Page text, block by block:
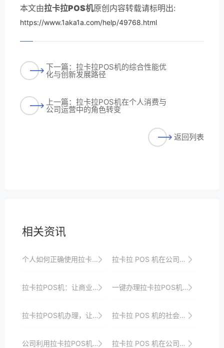
本文由拉卡拉POS机原创内容转载请标明出:
https://www.1aka1a.com/help/49768.html
下一篇：拉卡拉POS机的综合性能优
化与创新发展路径
上一篇：拉卡拉POS机在个人消费与
公司运营中的角色转变
返回列表
相关资讯
个人如何正确使用拉卡拉 POS 机 拉卡拉 POS 机在公司连锁经营中的应用模式
拉卡拉POS机：让商业支付更加智能化 一键办理拉卡拉POS机，开启支付新时代
拉卡拉POS机办理，让您的交易更加透明 拉卡拉 POS 机的社会价值与贡献
公司利用拉卡拉POS机优化财务流程的案例分享 拉卡拉 POS 机在公司跨境业务中的支付优势